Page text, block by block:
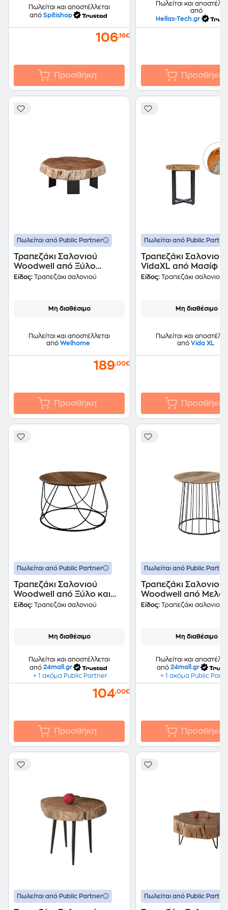
Πωλείται και αποστέλλεται
από Spitishop
106,16€
Προσθήκη
Πωλείται και
από
Hellas-Tech.gr
Προσθήκη
Πωλείται από Public Partner
Τραπεζάκι Σαλονιού
Woodwell από Ξύλο
Ακακίας 70x65x33cm -
Είδος: Τραπεζάκι σαλονιού
Μη διαθέσιμο
Πωλείται και αποστέλλεται
από Welhome
189,00€
Προσθήκη
Πωλείται από Public
Τραπεζάκι Σαλονιού
VidaXL από Μασίφ
Teak και Συνθετική
Είδος: Τραπεζάκι σαλονιού
Μη διαθέσιμο
Πωλείται και
από Vida XL
Προσθήκη
Πωλείται από Public Partner
Τραπεζάκι Σαλονιού
Woodwell από Ξύλο και
Μέταλλο Φ60x40cm -
Είδος: Τραπεζάκι σαλονιού
Μη διαθέσιμο
Πωλείται και αποστέλλεται
από 24mall.gr
+ 1 ακόμα Public Partner
104,00€
Προσθήκη
Πωλείται από Public
Τραπεζάκι Σαλονιού
Woodwell από
50x50cm - Καφέ
Είδος: Τραπεζάκι σαλονιού
Μη διαθέσιμο
Πωλείται και
από 24mall.gr
+ 1 ακόμα Public
Προσθήκη
Πωλείται από Public Partner Πωλείται από Public